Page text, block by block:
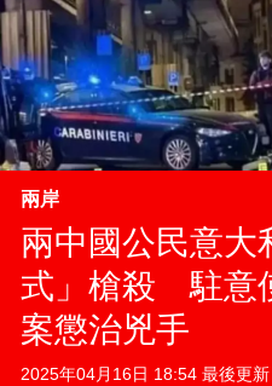
兩岸
兩中國公民意大
式」槍殺 駐意
案懲治兇手
2025年04月16日 18:54 最後更